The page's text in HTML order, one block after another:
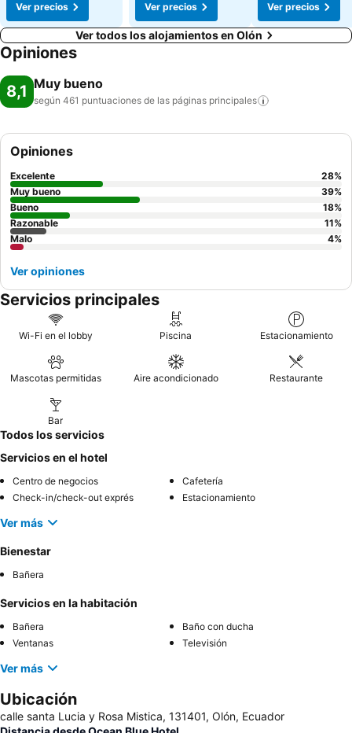
Ver precios
Ver precios
Ver precios
Ver todos los alojamientos en Olón
Opiniones
8,1 Muy bueno
según 461 puntuaciones de las páginas principales
Opiniones
Excelente 28%
Muy bueno
39%
Bueno
18%
Razonable
11%
Malo
4%
Ver opiniones
Servicios principales
Wi-Fi en el lobby Piscina Estacionamiento
Mascotas permitidas Aire acondicionado Restaurante
Bar
Todos los servicios
Servicios en el hotel
Centro de negocios
Cafetería
Check-in/check-out exprés
Estacionamiento
Ver más
Bienestar
Bañera
Servicios en la habitación
Bañera
Baño con ducha
Ventanas
Televisión
Ver más
Ubicación
calle santa Lucia y Rosa Mistica, 131401, Olón, Ecuador